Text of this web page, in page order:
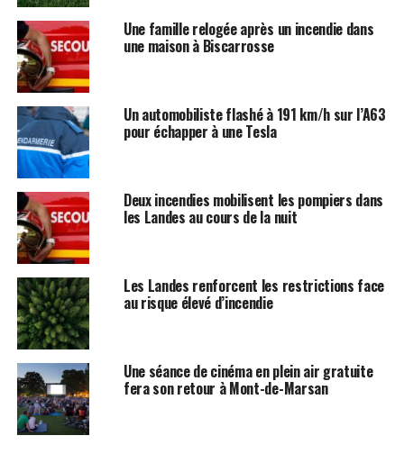
Une famille relogée après un incendie dans
une maison à Biscarrosse
Un automobiliste flashé à 191 km/h sur l’A63
pour échapper à une Tesla
Deux incendies mobilisent les pompiers dans
les Landes au cours de la nuit
Les Landes renforcent les restrictions face
au risque élevé d’incendie
Une séance de cinéma en plein air gratuite
fera son retour à Mont-de-Marsan